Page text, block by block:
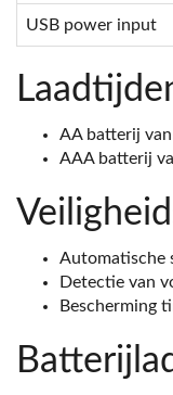
USB power input
AA batterij
AAA batterij
Automatische
Detectie van
Bescherming